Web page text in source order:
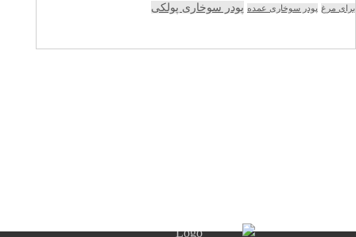
برای مرغ پودر سوخاری عمده پودر سوخاری پولکی